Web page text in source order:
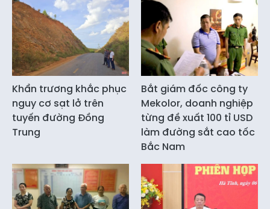
Khẩn trương khắc phục
nguy cơ sạt lở trên
tuyến đường Đồng
Trung
Bắt giám đốc công ty
Mekolor, doanh nghiệp
từng đề xuất 100 tỉ USD
làm đường sắt cao tốc
Bắc Nam